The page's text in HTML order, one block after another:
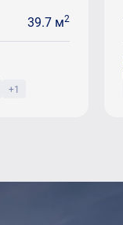
39.7 м2
+1